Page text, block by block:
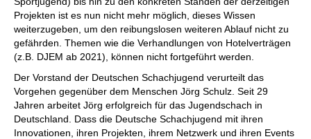
Projekten ist es nun nicht mehr möglich, dieses Wissen
weiterzugeben, um den reibungslosen weiteren Ablauf nicht zu
gefährden. Themen wie die Verhandlungen von Hotelverträgen
(z.B. DJEM ab 2021), können nicht fortgeführt werden.
Der Vorstand der Deutschen Schachjugend verurteilt das
Vorgehen gegenüber dem Menschen Jörg Schulz. Seit 29
Jahren arbeitet Jörg erfolgreich für das Jugendschach in
Deutschland. Dass die Deutsche Schachjugend mit ihren
Innovationen, ihren Projekten, ihrem Netzwerk und ihren Events